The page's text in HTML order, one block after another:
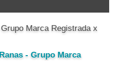
- Grupo Marca